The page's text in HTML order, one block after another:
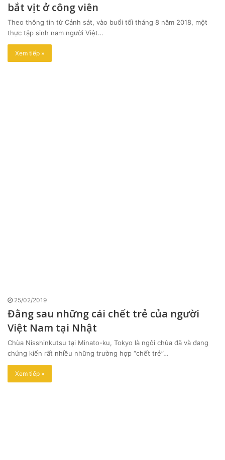
bắt vịt ở công viên
Theo thông tin từ Cảnh sát, vào buổi tối tháng 8 năm 2018, một
thực tập sinh nam người Việt…
Xem tiếp »
25/02/2019
Đằng sau những cái chết trẻ của người
Việt Nam tại Nhật
Chùa Nisshinkutsu tại Minato-ku, Tokyo là ngôi chùa đã và đang
chứng kiến rất nhiều những trường hợp “chết trẻ”…
Xem tiếp »